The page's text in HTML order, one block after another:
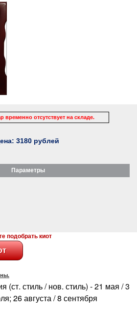
отсутствует на складе.
3180 рублей
Параметры
подобрать киот
стиль / нов. стиль) - 21 мая / 3
26 августа / 8 сентября